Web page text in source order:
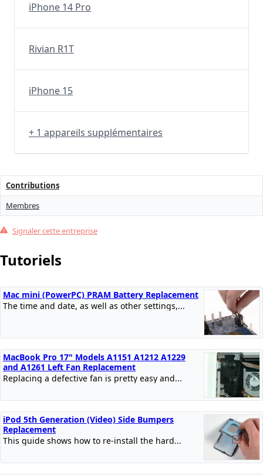
iPhone 14 Pro
Rivian R1T
iPhone 15
+ 1 appareils supplémentaires
Contributions
Membres
Signaler cette entreprise
Tutoriels
Mac mini (PowerPC) PRAM Battery Replacement
The time and date, as well as other settings,...
MacBook Pro 17" Models A1151 A1212 A1229
and A1261 Left Fan Replacement
Replacing a defective fan is pretty easy and...
iPod 5th Generation (Video) Side Bumpers
Replacement
This guide shows how to re-install the hard...